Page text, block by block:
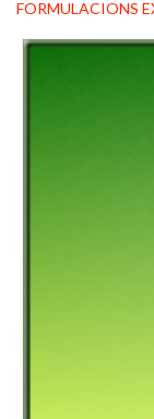
FORMULACIONS